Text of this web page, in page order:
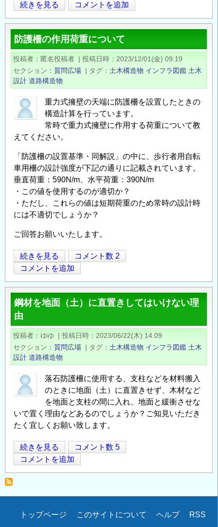
究
者
を
募
集
し
ま
～
の
国
土
交
通
省
土
技
術
政
総
合
研
究
所
任
期
研
員
（つ
く
ば）
公
募
の
お
知
せ
の
続きを見る コメントを追加
防護柵の作用荷重について
投稿者 匿名投稿者 | 投稿日時
2023/12/01(金) 09:19
セクション
質問広場 | タグ 土木構造物 インフラ図鑑 土木
設計 道路構造物
重力式擁壁の天端に防護柵を設置したときの
構造計算を行っています。
常時で重力式擁壁に作用する荷重について教
えてください。
「防護柵の設置基準・同解説」の中に、歩行者用自転
車用柵の設計強度が下記の通りに記載されています。
垂直荷重：590N/m、水平荷重：390N/m
・この値を使用するのが適切か？
・ただし、これらの値は短期荷重のため常時の設計時
には不適切でしょうか？
ご回答お願いいたします。
防
護
柵
の
作
用
荷
重
に
つ
い
て
続きを見る
コメント数 2
コメントを追加
鋼材を地面（土）に直置きしてはいけない理
由
投稿者 ゆゆ | 投稿日時
2023/06/22(木) 14:09
セクション
質問広場 | タグ 土木構造物 インフラ図鑑 土木
設計 道路構造物
落石防護柵に使用する、支柱などを材料搬入
のときに地面（土）に直置きせず、木材など
を地面と支柱の間に入れ、地面と緩衝させな
いで置く理由などあるのでしょうか？ご知見いただき
たく宜しくお願い致します。
鋼
材
を
面
に
続きを見る
コメント数 5
コメントを追加
Secondary
トップページ このサイトについて ヘルプ RSS